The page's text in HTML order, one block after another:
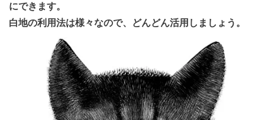
にできます。
白地の利用法は様々なので、どんどん活用しましょう。